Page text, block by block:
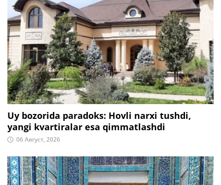
Uy bozorida paradoks: Hovli narxi tushdi,
yangi kvartiralar esa qimmatlashdi
06 Август, 2026